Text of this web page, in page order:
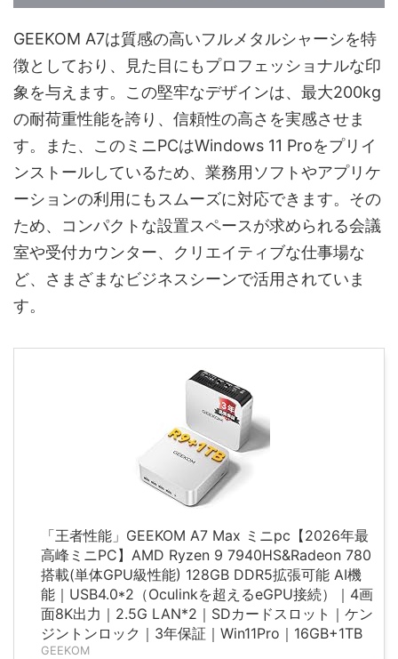
GEEKOM A7は質感の高いフルメタルシャーシを特
徴としており、見た目にもプロフェッショナルな印
象を与えます。この堅牢なデザインは、最大200kg
の耐荷重性能を誇り、信頼性の高さを実感させま
す。また、このミニPCはWindows 11 Proをプリイ
ンストールしているため、業務用ソフトやアプリケ
ーションの利用にもスムーズに対応できます。その
ため、コンパクトな設置スペースが求められる会議
室や受付カウンター、クリエイティブな仕事場な
ど、さまざまなビジネスシーンで活用されていま
す。
「王者性能」GEEKOM A7 Max ミニpc【2026年最
高峰ミニPC】AMD Ryzen 9 7940HS&Radeon 780
搭載(単体GPU級性能) 128GB DDR5拡張可能 AI機
能｜USB4.0*2（Oculinkを超えるeGPU接続）｜4画
面8K出力｜2.5G LAN*2｜SDカードスロット｜ケン
ジントンロック｜3年保証｜Win11Pro｜16GB+1TB
GEEKOM